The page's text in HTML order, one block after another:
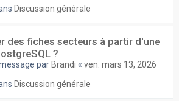
Discussion générale
des fiches secteurs à partir d'une
?
par Brandi « ven. mars 13, 2026
Discussion générale